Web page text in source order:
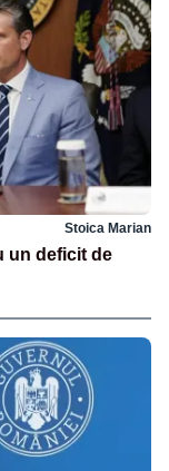
Stoica Marian
un deficit de